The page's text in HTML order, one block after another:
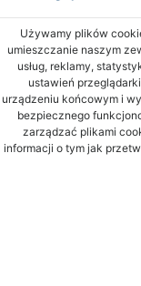
Używamy plików
umieszczanie naszym
usług, reklamy,
ustawień
urządzeniu końcowym i
bezpiecznego
zarządzać plikami
informacji o tym jak